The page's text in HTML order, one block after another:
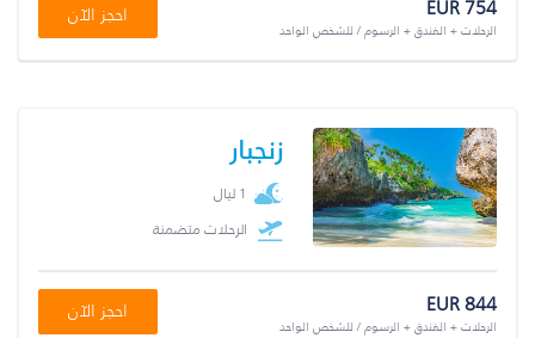
EUR 754
الرحلات + الفندق + الرسوم / للشخص الواحد
احجز الآن
زنجبار
1 ليال
الرحلات متضمنة
EUR 844
الرحلات + الفندق + الرسوم / للشخص الواحد
احجز الآن